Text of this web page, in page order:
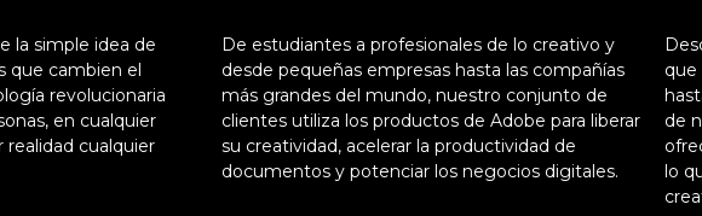
la simple idea de
que cambien el
revolucionaria
en cualquier
realidad cualquier
De estudiantes a profesionales de lo creativo y
desde pequeñas empresas hasta las compañías
más grandes del mundo, nuestro conjunto de
clientes utiliza los productos de Adobe para liberar
su creatividad, acelerar la productividad de
documentos y potenciar los negocios digitales.
que
de
lo